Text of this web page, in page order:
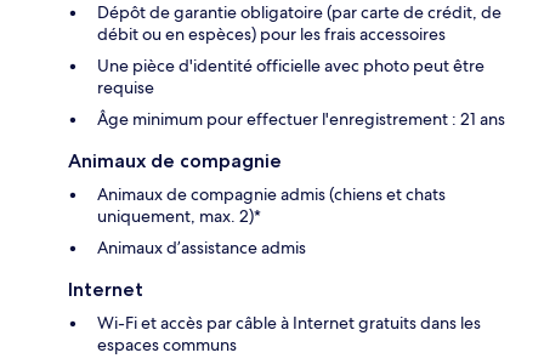
Dépôt de garantie obligatoire (par carte de crédit, de
débit ou en espèces) pour les frais accessoires
Une pièce d'identité officielle avec photo peut être
requise
Âge minimum pour effectuer l'enregistrement : 21 ans
Animaux de compagnie
Animaux de compagnie admis (chiens et chats
uniquement, max. 2)*
Animaux d’assistance admis
Internet
Wi-Fi et accès par câble à Internet gratuits dans les
espaces communs